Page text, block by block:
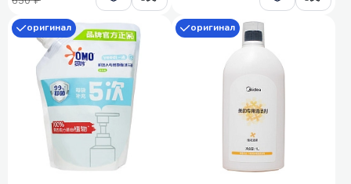
оригинал оригинал